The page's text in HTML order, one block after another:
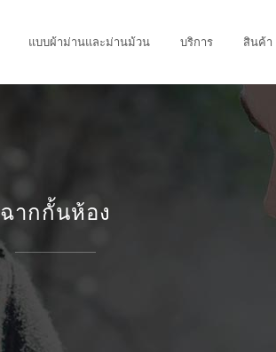
แบบผ้าม่านและม่านม้วน บริการ สินค้า
ฉากกั้นห้อง